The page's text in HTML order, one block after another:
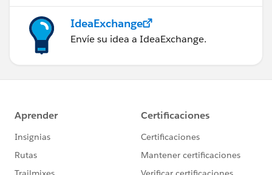
IdeaExchange
Envíe su idea a IdeaExchange.